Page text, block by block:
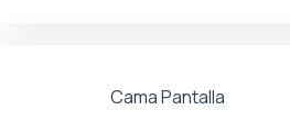
Cama Pantalla